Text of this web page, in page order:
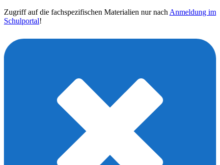
Zugriff auf die fachspezifischen Materialien nur nach Anmeldung im
Schulportal!